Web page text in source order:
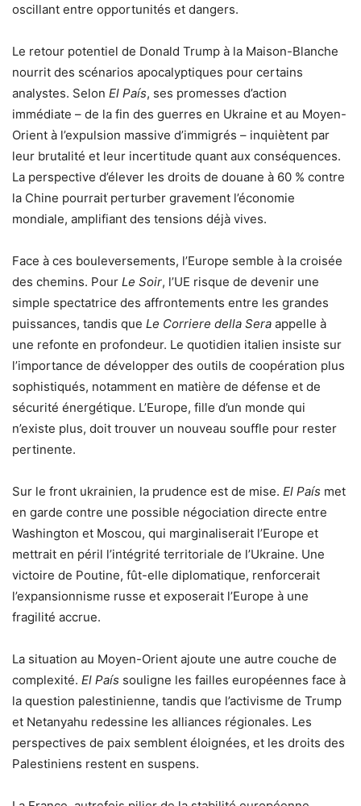
oscillant entre opportunités et dangers.
Le retour potentiel de Donald Trump à la Maison-Blanche
nourrit des scénarios apocalyptiques pour certains
analystes. Selon El País, ses promesses d’action
immédiate – de la fin des guerres en Ukraine et au Moyen-
Orient à l’expulsion massive d’immigrés – inquiètent par
leur brutalité et leur incertitude quant aux conséquences.
La perspective d’élever les droits de douane à 60 % contre
la Chine pourrait perturber gravement l’économie
mondiale, amplifiant des tensions déjà vives.
Face à ces bouleversements, l’Europe semble à la croisée
des chemins. Pour Le Soir, l’UE risque de devenir une
simple spectatrice des affrontements entre les grandes
puissances, tandis que Le Corriere della Sera appelle à
une refonte en profondeur. Le quotidien italien insiste sur
l’importance de développer des outils de coopération plus
sophistiqués, notamment en matière de défense et de
sécurité énergétique. L’Europe, fille d’un monde qui
n’existe plus, doit trouver un nouveau souffle pour rester
pertinente.
Sur le front ukrainien, la prudence est de mise. El País met
en garde contre une possible négociation directe entre
Washington et Moscou, qui marginaliserait l’Europe et
mettrait en péril l’intégrité territoriale de l’Ukraine. Une
victoire de Poutine, fût-elle diplomatique, renforcerait
l’expansionnisme russe et exposerait l’Europe à une
fragilité accrue.
La situation au Moyen-Orient ajoute une autre couche de
complexité. El País souligne les failles européennes face à
la question palestinienne, tandis que l’activisme de Trump
et Netanyahu redessine les alliances régionales. Les
perspectives de paix semblent éloignées, et les droits des
Palestiniens restent en suspens.